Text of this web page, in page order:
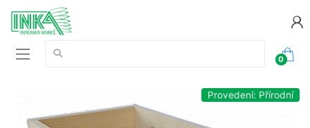
Vyhledávání:
0
Provedení: Přírodní